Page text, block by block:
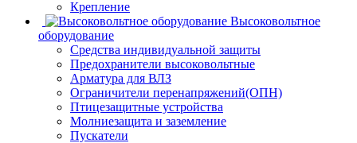
Крепление
Высоковольтное
оборудование
Средства индивидуальной защиты
Предохранители высоковольтные
Арматура для ВЛЗ
Ограничители перенапряжений(ОПН)
Птицезащитные устройства
Молниезащита и заземление
Пускатели